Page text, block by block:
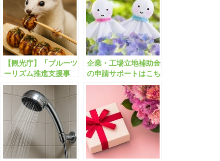
【観光庁】「ブルーツ
ーリズム推進支援事
業」の申請サポートは
こちら/最大5000万円
企業・工場立地補助金
の申請サポートはこち
ら！神奈川/埼玉/愛知/
京都/福岡/福島/広島な